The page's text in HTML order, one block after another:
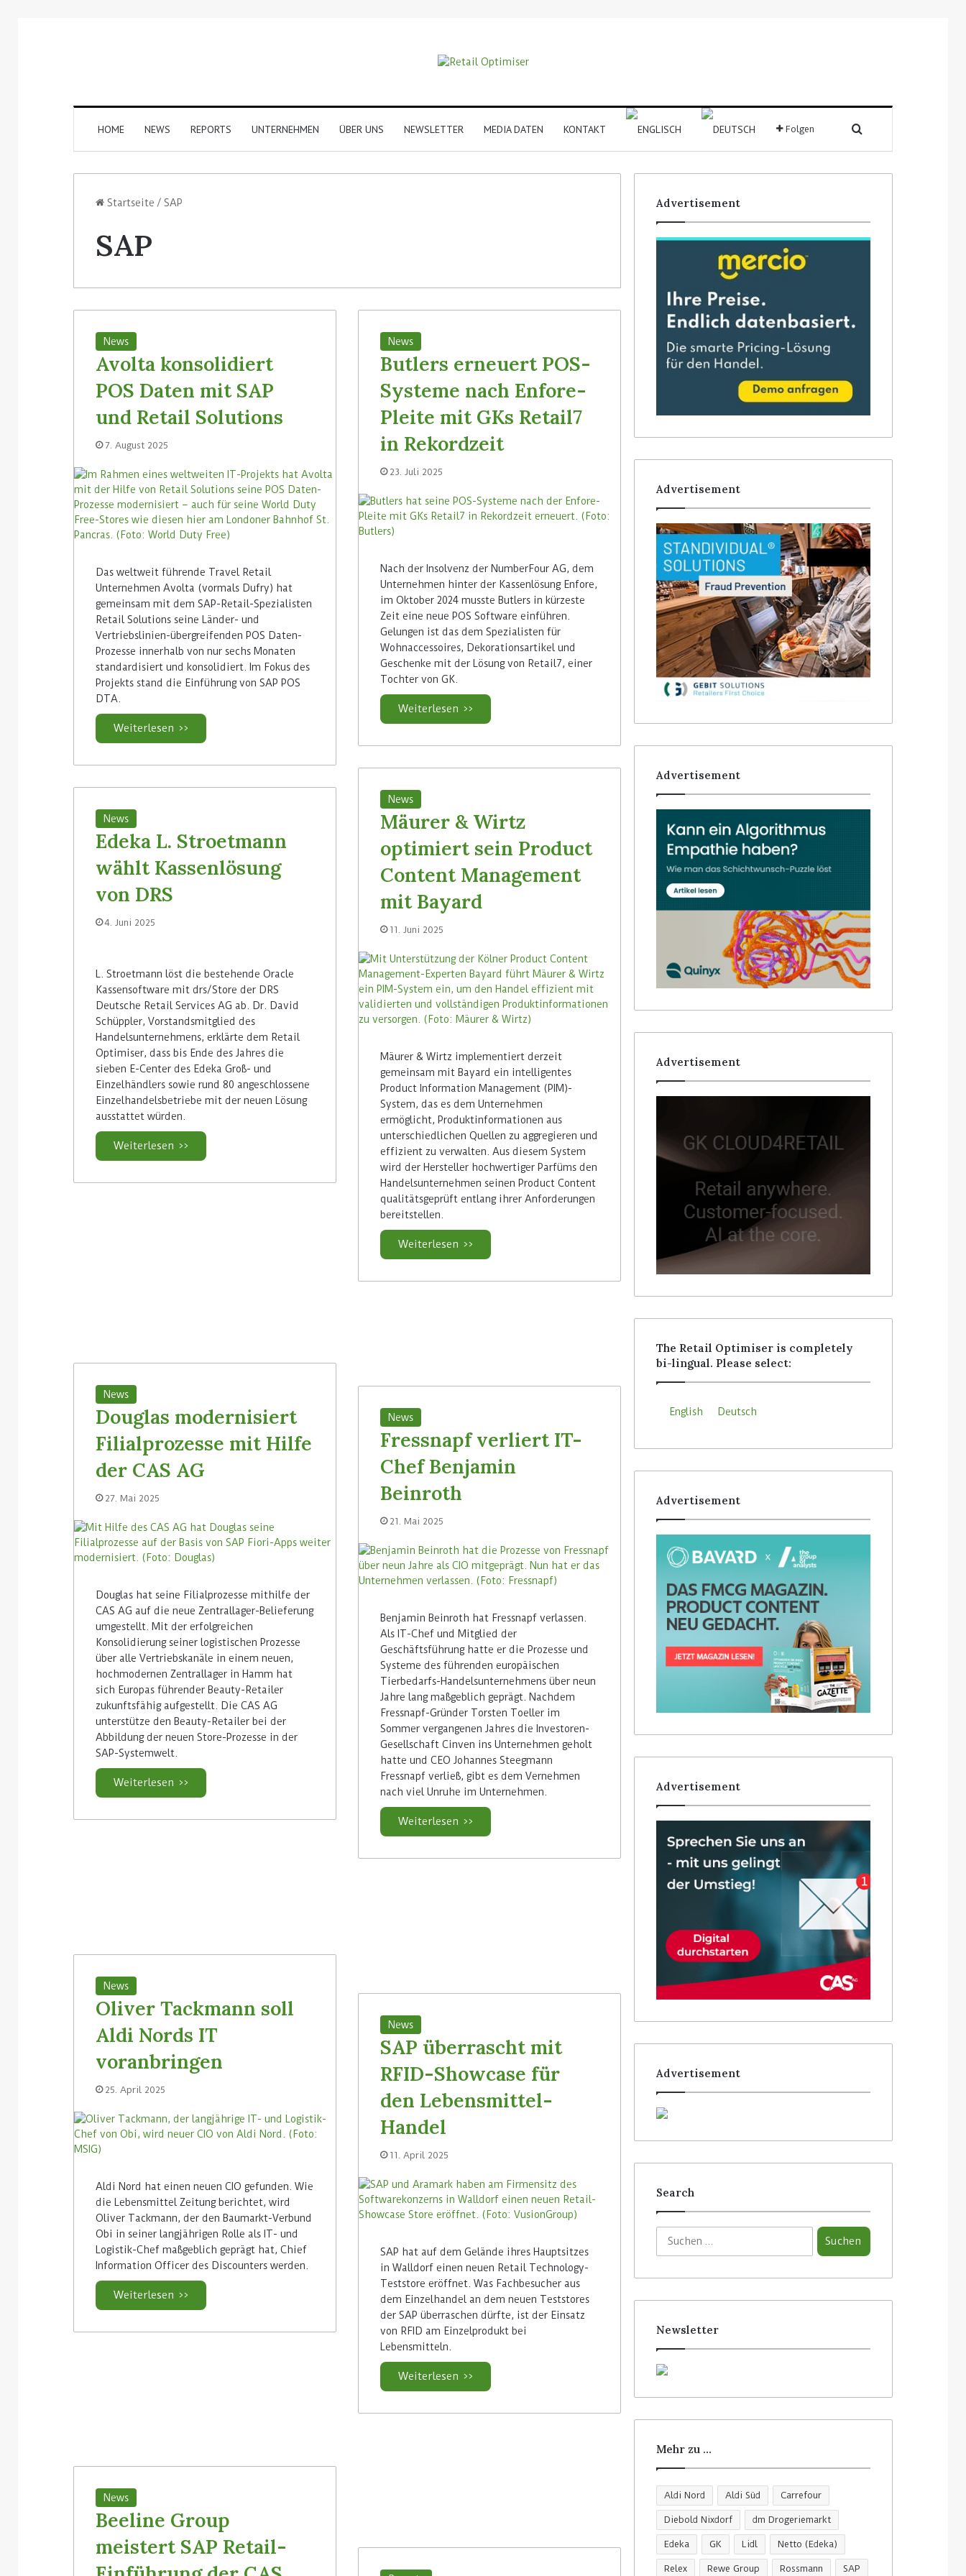
HOME NEWS REPORTS UNTERNEHMEN ÜBER UNS NEWSLETTER MEDIA DATEN KONTAKT Folgen
Sidebar
Startseite / SAP
SAP
News
Avolta konsolidiert
POS Daten mit SAP
und Retail Solutions
7. August 2025
Das weltweit führende Travel Retail
Unternehmen Avolta (vormals Dufry) hat
gemeinsam mit dem SAP-Retail-Spezialisten
Retail Solutions seine Länder- und
Vertriebslinien-übergreifenden POS Daten-
Prozesse innerhalb von nur sechs Monaten
standardisiert und konsolidiert. Im Fokus des
Projekts stand die Einführung von SAP POS
DTA.
Weiterlesen >>
News
Butlers erneuert POS-
Systeme nach Enfore-
Pleite mit GKs Retail7
in Rekordzeit
23. Juli 2025
Nach der Insolvenz der NumberFour AG, dem
Unternehmen hinter der Kassenlösung Enfore,
im Oktober 2024 musste Butlers in kürzeste
Zeit eine neue POS Software einführen.
Gelungen ist das dem Spezialisten für
Wohnaccessoires, Dekorationsartikel und
Geschenke mit der Lösung von Retail7, einer
Tochter von GK.
Weiterlesen >>
News
Mäurer & Wirtz
optimiert sein Product
Content Management
mit Bayard
11. Juni 2025
Mäurer & Wirtz implementiert derzeit
gemeinsam mit Bayard ein intelligentes
Product Information Management (PIM)-
System, das es dem Unternehmen
ermöglicht, Produktinformationen aus
unterschiedlichen Quellen zu aggregieren und
effizient zu verwalten. Aus diesem System
wird der Hersteller hochwertiger Parfüms den
Handelsunternehmen seinen Product Content
qualitätsgeprüft entlang ihrer Anforderungen
bereitstellen.
Weiterlesen >>
News
Edeka L. Stroetmann
wählt Kassenlösung
von DRS
4. Juni 2025
L. Stroetmann löst die bestehende Oracle
Kassensoftware mit drs/Store der DRS
Deutsche Retail Services AG ab. Dr. David
Schüppler, Vorstandsmitglied des
Handelsunternehmens, erklärte dem Retail
Optimiser, dass bis Ende des Jahres die
sieben E-Center des Edeka Groß- und
Einzelhändlers sowie rund 80 angeschlossene
Einzelhandelsbetriebe mit der neuen Lösung
ausstattet würden.
Weiterlesen >>
News
Douglas modernisiert
Filialprozesse mit Hilfe
der CAS AG
27. Mai 2025
Douglas hat seine Filialprozesse mithilfe der
CAS AG auf die neue Zentrallager-Belieferung
umgestellt. Mit der erfolgreichen
Konsolidierung seiner logistischen Prozesse
über alle Vertriebskanäle in einem neuen,
hochmodernen Zentrallager in Hamm hat
sich Europas führender Beauty-Retailer
zukunftsfähig aufgestellt. Die CAS AG
unterstütze den Beauty-Retailer bei der
Abbildung der neuen Store-Prozesse in der
SAP-Systemwelt.
Weiterlesen >>
News
Fressnapf verliert IT-
Chef Benjamin
Beinroth
21. Mai 2025
Benjamin Beinroth hat Fressnapf verlassen.
Als IT-Chef und Mitglied der
Geschäftsführung hatte er die Prozesse und
Systeme des führenden europäischen
Tierbedarfs-Handelsunternehmens über neun
Jahre lang maßgeblich geprägt. Nachdem
Fressnapf-Gründer Torsten Toeller im
Sommer vergangenen Jahres die Investoren-
Gesellschaft Cinven ins Unternehmen geholt
hatte und CEO Johannes Steegmann
Fressnapf verließ, gibt es dem Vernehmen
nach viel Unruhe im Unternehmen.
Weiterlesen >>
News
Oliver Tackmann soll
Aldi Nords IT
voranbringen
25. April 2025
Aldi Nord hat einen neuen CIO gefunden. Wie
die Lebensmittel Zeitung berichtet, wird
Oliver Tackmann, der den Baumarkt-Verbund
Obi in seiner langjährigen Rolle als IT- und
Logistik-Chef maßgeblich geprägt hat, Chief
Information Officer des Discounters werden.
Weiterlesen >>
News
SAP überrascht mit
RFID-Showcase für
den Lebensmittel-
Handel
11. April 2025
SAP hat auf dem Gelände ihres Hauptsitzes
in Walldorf einen neuen Retail Technology-
Teststore eröffnet. Was Fachbesucher aus
dem Einzelhandel an dem neuen Teststores
der SAP überraschen dürfte, ist der Einsatz
von RFID am Einzelprodukt bei
Lebensmitteln.
Weiterlesen >>
News
Beeline Group
meistert SAP Retail-
Advertisement
Advertisement
Advertisement
Advertisement
The Retail Optimiser is completely
bi-lingual. Please select:
English Deutsch
Advertisement
Advertisement
Advertisement
Search
S
u
h
Newsletter
Mehr zu …
Aldi Nord Aldi Süd Carrefour
Diebold Nixdorf dm Drogeriemarkt
Edeka GK Lidl Netto (Edeka)
Relex Rewe Group Rossmann SAP